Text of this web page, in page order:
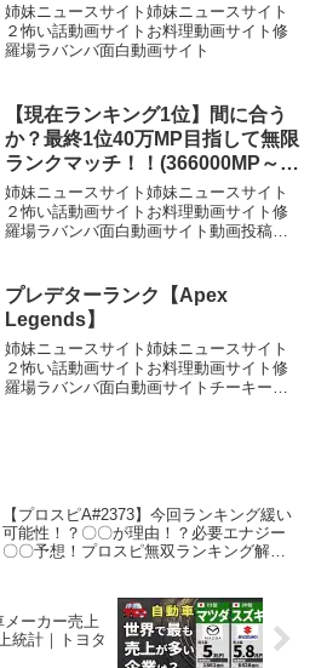
姉妹ニュースサイト姉妹ニュースサイト
２怖い話動画サイトお料理動画サイト修
羅場ラバンバ面白動画サイト
【現在ランキング1位】間に合う
か？最終1位40万MP目指して無限
ランクマッチ！！(366000MP～)
【Shadowverse WB】
姉妹ニュースサイト姉妹ニュースサイト
２怖い話動画サイトお料理動画サイト修
羅場ラバンバ面白動画サイト動画投稿し
「カゲミツフェイスロイヤル」の立ち回
り解説！！【Sha...
プレデターランク【Apex
Legends】
姉妹ニュースサイト姉妹ニュースサイト
２怖い話動画サイトお料理動画サイト修
羅場ラバンバ面白動画サイトチーキーで
【プロスピA#2373】今回ランキング緩い
可能性！？〇〇が理由！？必要エナジー
〇〇予想！プロスピ無双ランキング解
メーカー売上
統計｜トヨタ